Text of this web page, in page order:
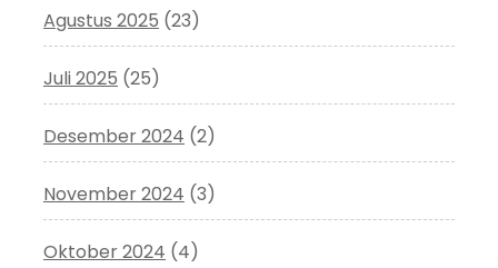
Agustus 2025 (23)
Juli 2025 (25)
Desember 2024 (2)
November 2024 (3)
Oktober 2024 (4)